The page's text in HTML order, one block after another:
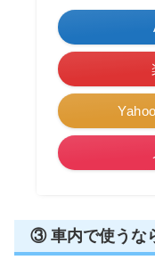
③ 車内で使うな